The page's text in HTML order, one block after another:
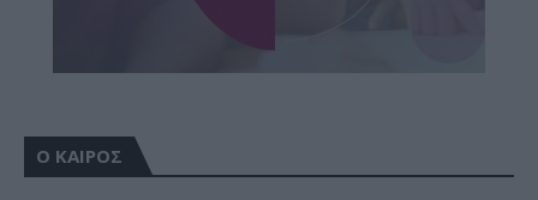
Ο ΚΑΙΡΟΣ